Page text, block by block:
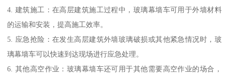
4. 建筑施工：在高层建筑施工过程中，玻璃幕墙车可用于外墙材料
的运输和安装，提高施工效率。
5. 应急抢险：在发生高层建筑外墙玻璃破损或其他紧急情况时，玻
璃幕墙车可以快速到达现场进行应急处理。
6. 其他高空作业：玻璃幕墙车还可用于其他需要高空作业的场合，